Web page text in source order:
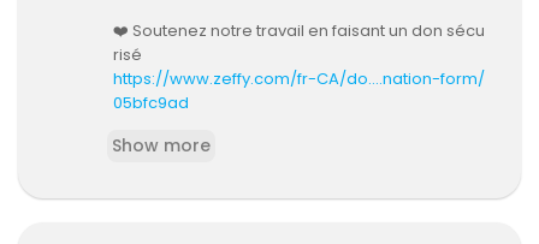
❤️ Soutenez notre travail en faisant un don sécu
risé
https://www.zeffy.com/fr-CA/do....nation-form/
05bfc9ad
Pour changer de chapitre, cliquer ci-dessous
Chapitre 1 - 16:21
Show more